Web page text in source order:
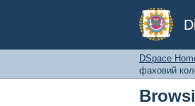
DSpace
фаховий